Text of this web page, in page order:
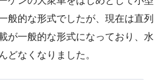
般的な形式でしたが、現在は直列
が一般的な形式になっており、水
どなくなりました。